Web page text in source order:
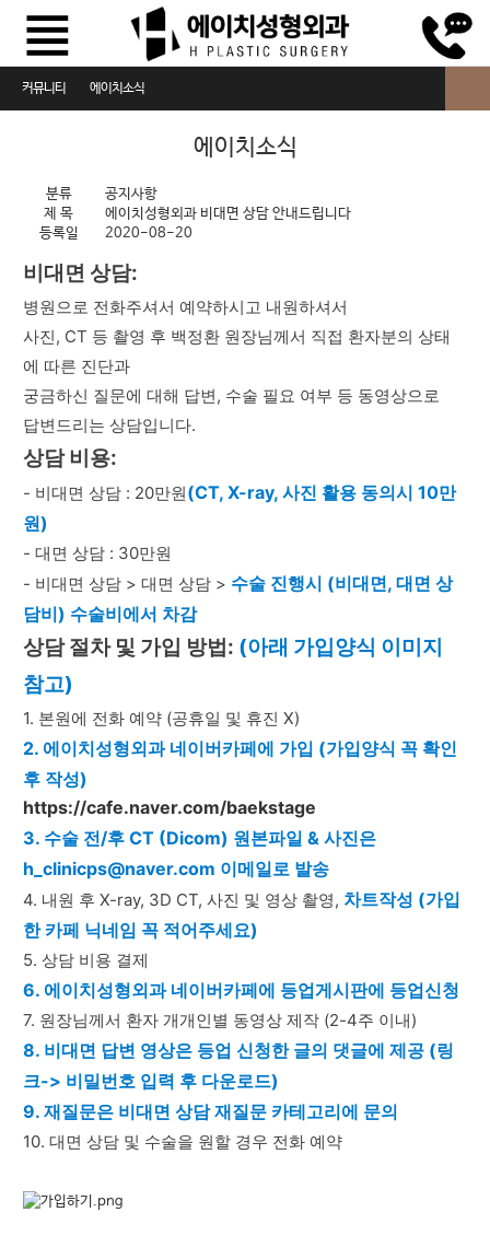
커뮤니티 에이치소식
자주하는 질문
에이치소식
분류
공지사항
제 목
에이치성형외과 비대면 상담 안내드립니다
등록일
2020-08-20
비대면 상담:
병원으로 전화주셔서 예약하시고 내원하셔서
사진, CT 등 촬영 후 백정환 원장님께서 직접 환자분의 상태
에 따른 진단과
궁금하신 질문에 대해 답변, 수술 필요 여부 등 동영상으로
답변드리는 상담입니다.
상담 비용:
- 비대면 상담 : 20만원(CT, X-ray, 사진 활용 동의시 10만
원)
- 대면 상담 : 30만원
- 비대면 상담 > 대면 상담 > 수술 진행시 (비대면, 대면 상
담비) 수술비에서 차감
상담 절차 및 가입 방법: (아래 가입양식 이미지
참고)
1. 본원에 전화 예약 (공휴일 및 휴진 X)
2. 에이치성형외과 네이버카페에 가입 (가입양식 꼭 확인
후 작성)
https://cafe.naver.com/baekstage
3. 수술 전/후 CT (Dicom) 원본파일 & 사진은
h_clinicps@naver.com 이메일로 발송
4. 내원 후 X-ray, 3D CT, 사진 및 영상 촬영, 차트작성 (가입
한 카페 닉네임 꼭 적어주세요)
5. 상담 비용 결제
6. 에이치성형외과 네이버카페에 등업게시판에 등업신청
7. 원장님께서 환자 개개인별 동영상 제작 (2-4주 이내)
8. 비대면 답변 영상은 등업 신청한 글의 댓글에 제공 (링
크-> 비밀번호 입력 후 다운로드)
9. 재질문은 비대면 상담 재질문 카테고리에 문의
10. 대면 상담 및 수술을 원할 경우 전화 예약